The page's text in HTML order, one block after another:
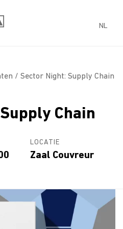
NL
/ Sector Night: Supply Chain
Chain
LOCATIE
Zaal Couvreur